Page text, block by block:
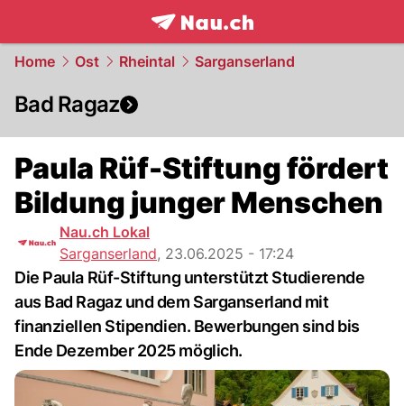
frontpage.NAU.ch
Home Ost Rheintal Sarganserland
Bad Ragaz
Paula Rüf-Stiftung fördert
Bildung junger Menschen
Nau.ch Lokal
Sarganserland, 23.06.2025 - 17:24
Die Paula Rüf-Stiftung unterstützt Studierende
aus Bad Ragaz und dem Sarganserland mit
finanziellen Stipendien. Bewerbungen sind bis
Ende Dezember 2025 möglich.